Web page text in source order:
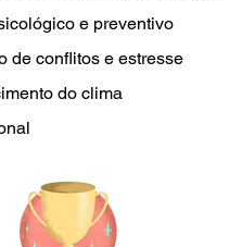
e preventivo
de conflitos e estresse
do clima